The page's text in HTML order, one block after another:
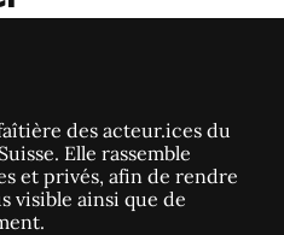
des acteur.ices du
Elle rassemble
et privés, afin de rendre
visible ainsi que de